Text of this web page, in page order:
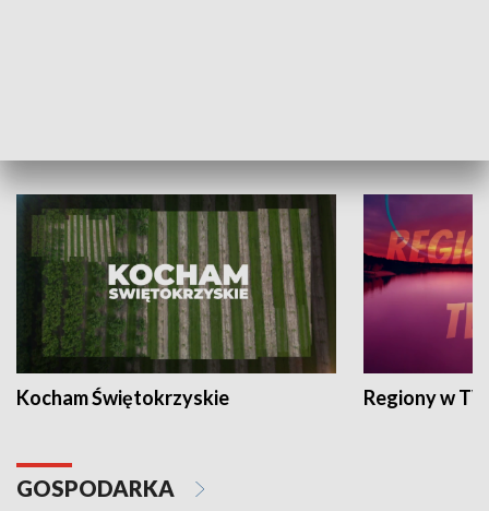
Kocham Świętokrzyskie Regiony w
GOSPODARKA